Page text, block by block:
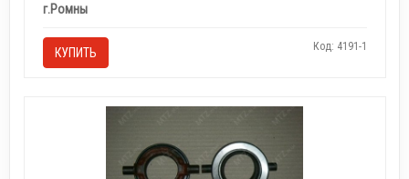
г.Ромны
КУПИТЬ Код: 4191-1